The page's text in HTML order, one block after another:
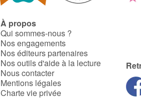
À propos
Qui sommes-nous ?
Nos engagements
Nos éditeurs partenaires
Nos outils d'aide à la lecture
Nous contacter
Mentions légales
Charte vie privée